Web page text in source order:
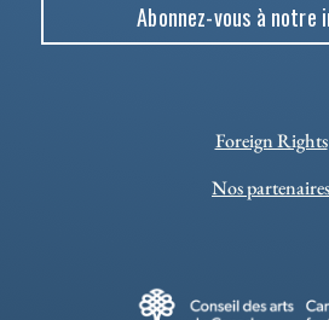
Abonnez-vous à
Foreign Rights
Nos partenaires